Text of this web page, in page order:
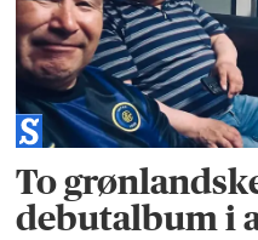
To
debutalbum i